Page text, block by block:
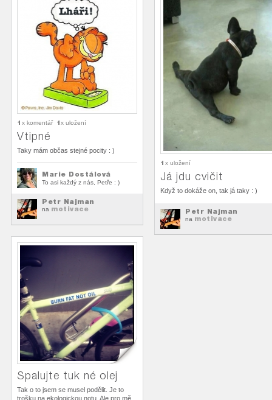
1 x komentář 1x uložení
Vtipné
Taky mám občas stejné pocity : )
Marie Dostálová
To asi každý z nás, Petře : )
Petr Najman
na motivace
1 x uložení
Já jdu cvičit
Když to dokáže on, tak já taky : )
Petr Najman
na motivace
Spalujte tuk né olej
Tak o to jsem se musel podělit. Je to
trošku na ekologickou notu. Ale pro mě